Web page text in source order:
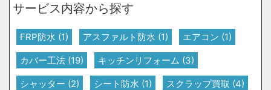
サービス内容から探す
FRP防水 (1) アスファルト防水 (1) エアコン (1)
カバー工法 (19) キッチンリフォーム (3)
シャッター (2) シート防水 (1) スクラップ買取 (4)